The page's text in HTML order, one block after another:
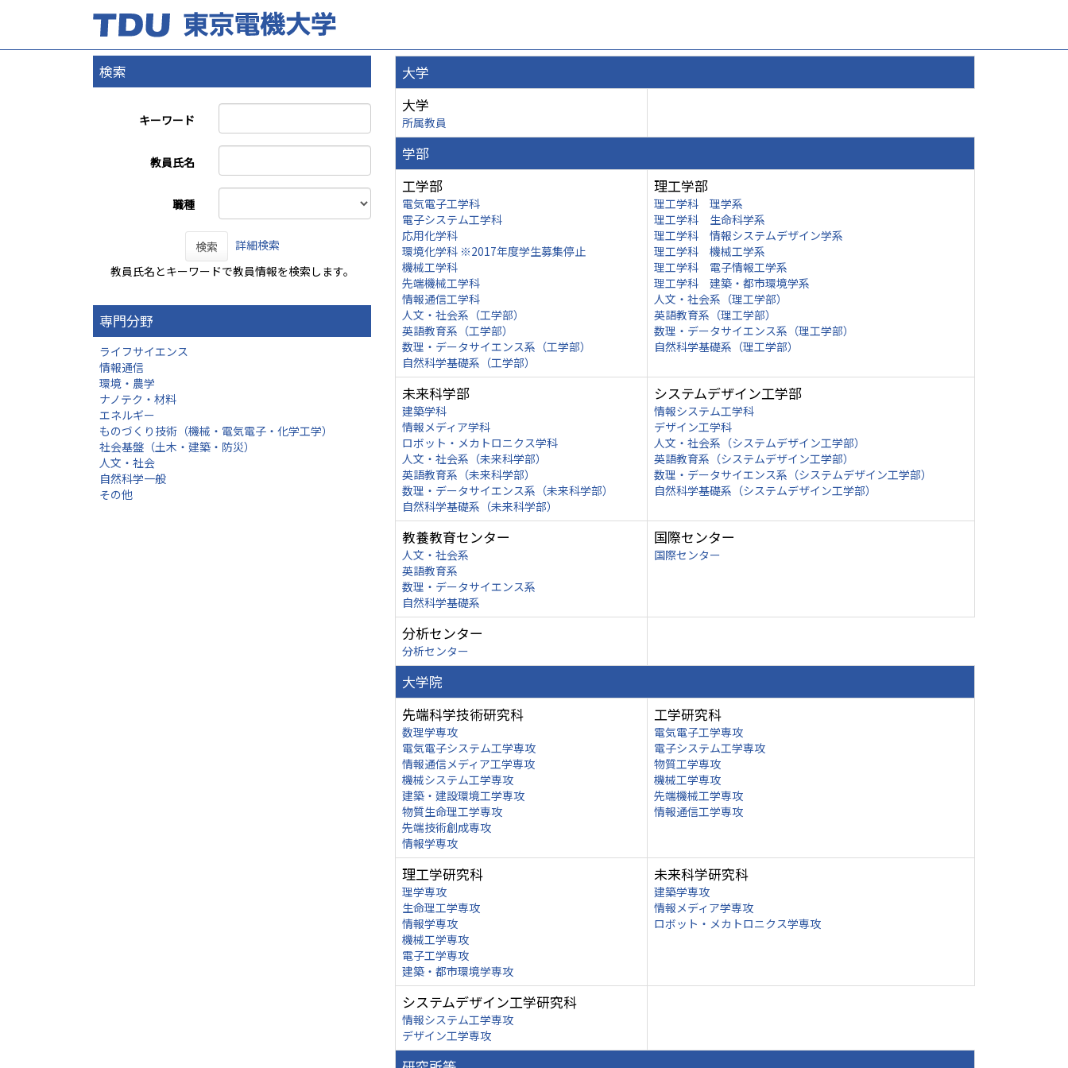
検索
キーワード
教員氏名
職種
検索
詳細検索
教員氏名とキーワードで教員情報を検索します。
専門分野
ライフサイエンス
情報通信
環境・農学
ナノテク・材料
エネルギー
ものづくり技術（機械・電気電子・化学工学）
社会基盤（土木・建築・防災）
人文・社会
自然科学一般
その他
大学
大学
所属教員
学部
工学部
電気電子工学科
電子システム工学科
応用化学科
環境化学科 ※2017年度学生募集停止
機械工学科
先端機械工学科
情報通信工学科
人文・社会系（工学部）
英語教育系（工学部）
数理・データサイエンス系（工学部）
自然科学基礎系（工学部）
理工学部
理工学科 理学系
理工学科 生命科学系
理工学科 情報システムデザイン学系
理工学科 機械工学系
理工学科 電子情報工学系
理工学科 建築・都市環境学系
人文・社会系（理工学部）
英語教育系（理工学部）
数理・データサイエンス系（理工学部）
自然科学基礎系（理工学部）
未来科学部
建築学科
情報メディア学科
ロボット・メカトロニクス学科
人文・社会系（未来科学部）
英語教育系（未来科学部）
数理・データサイエンス系（未来科学部）
自然科学基礎系（未来科学部）
システムデザイン工学部
情報システム工学科
デザイン工学科
人文・社会系（システムデザイン工学部）
英語教育系（システムデザイン工学部）
数理・データサイエンス系（システムデザイン工学部）
自然科学基礎系（システムデザイン工学部）
教養教育センター
人文・社会系
英語教育系
数理・データサイエンス系
自然科学基礎系
国際センター
国際センター
分析センター
分析センター
大学院
先端科学技術研究科
数理学専攻
電気電子システム工学専攻
情報通信メディア工学専攻
機械システム工学専攻
建築・建設環境工学専攻
物質生命理工学専攻
先端技術創成専攻
情報学専攻
工学研究科
電気電子工学専攻
電子システム工学専攻
物質工学専攻
機械工学専攻
先端機械工学専攻
情報通信工学専攻
理工学研究科
理学専攻
生命理工学専攻
情報学専攻
機械工学専攻
電子工学専攻
建築・都市環境学専攻
未来科学研究科
建築学専攻
情報メディア学専攻
ロボット・メカトロニクス学専攻
システムデザイン工学研究科
情報システム工学専攻
デザイン工学専攻